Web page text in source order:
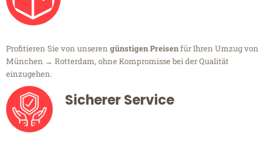
Profitieren Sie von unseren günstigen Preisenfür Ihren Umzug von
München → Rotterdam, ohne Kompromisse bei der Qualität
einzugehen.
Sicherer Service